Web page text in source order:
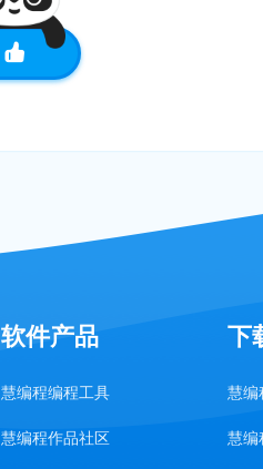
软件产品
慧编程编程工具
慧编程作品社区
下
慧
慧